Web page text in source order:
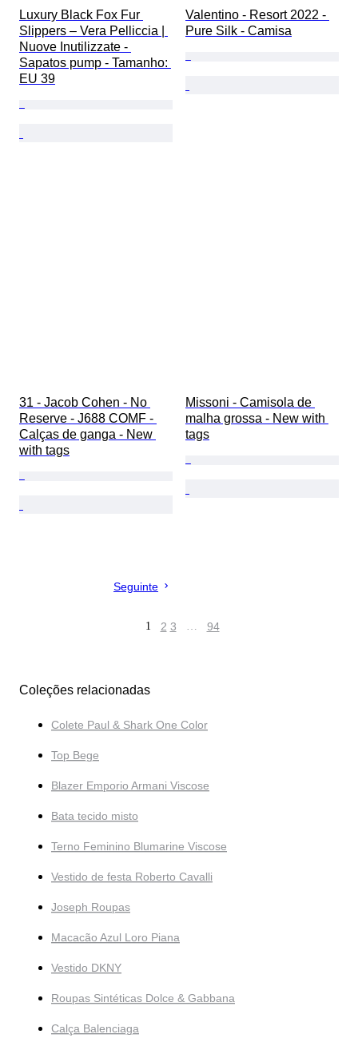
Luxury Black Fox Fur
Slippers – Vera Pelliccia |
Nuove Inutilizzate -
Sapatos pump - Tamanho:
EU 39
Valentino - Resort 2022 -
Pure Silk - Camisa
31 - Jacob Cohen - No
Reserve - J688 COMF -
Calças de ganga - New
with tags
Missoni - Camisola de
malha grossa - New with
tags
Seguinte
1 2 3 … 94
Coleções relacionadas
Colete Paul & Shark One Color
Top Bege
Blazer Emporio Armani Viscose
Bata tecido misto
Terno Feminino Blumarine Viscose
Vestido de festa Roberto Cavalli
Joseph Roupas
Macacão Azul Loro Piana
Vestido DKNY
Roupas Sintéticas Dolce & Gabbana
Calça Balenciaga